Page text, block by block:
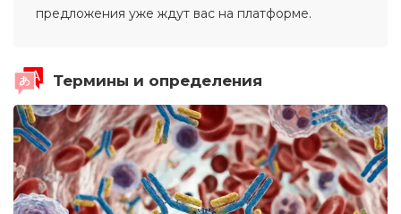
предложения уже ждут вас на платформе.
Термины и определения